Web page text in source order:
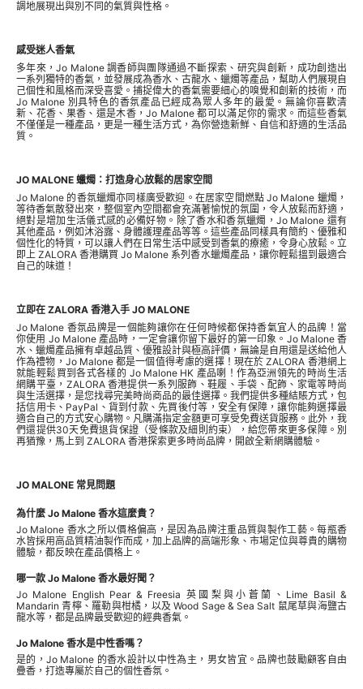
調地展現出與別不同的氣質與性格。
感受迷人香氣
多年來，Jo Malone 調香師與團隊通過不斷探索、研究與創新，成功創造出
一系列獨特的香氣，並發展成為香水、古龍水、蠟燭等產品，幫助人們展現自
己個性和風格而深受喜愛。捕捉偉大的香氣需要細心的嗅覺和創新的技術，而
Jo Malone 別具特色的香氛產品已經成為眾人多年的最愛。無論你喜歡清
新、花香、果香、還是木香，Jo Malone 都可以滿足你的需求。而這些香氣
不僅僅是一種產品，更是一種生活方式，為你營造新鮮、自信和舒適的生活品
質。
JO MALONE 蠟燭：打造身心放鬆的居家空間
Jo Malone 的香氛蠟燭亦同樣廣受歡迎。在居家空間燃點 Jo Malone 蠟燭，
等待香氣散發出來，整個室內空間都會充滿著愉悅的氛圍，令人放鬆而舒適，
絕對是增加生活儀式感的必備好物。除了香水和香氛蠟燭，Jo Malone 還有
其他產品，例如沐浴露、身體護理產品等等。這些產品同樣具有簡約、優雅和
個性化的特質，可以讓人們在日常生活中感受到香氣的療癒，令身心放鬆。立
即上 ZALORA 香港購買 Jo Malone 系列香水蠟燭產品，讓你輕鬆搵到最適合
自己的味道！
立即在 ZALORA 香港入手 JO MALONE
Jo Malone 香氛品牌是一個能夠讓你在任何時候都保持香氣宜人的品牌！當
你使用 Jo Malone 產品時，一定會讓你留下最好的第一印象。Jo Malone 香
水、蠟燭產品擁有卓越品質、優雅設計與極高評價，無論是自用還是送給他人
作為禮物，Jo Malone 都是一個值得考慮的選擇！現在於 ZALORA 香港網上
就能輕鬆買到各式各樣的 Jo Malone HK 產品喇！作為亞洲領先的時尚生活
網購平臺，ZALORA 香港提供一系列服飾、鞋履、 手袋 、配飾、家電等時尚
與生活選擇，是您找尋完美時尚商品的最佳選擇。我們提供多種結賬方式，包
括信用卡、PayPal、貨到付款、先買後付等，安全有保障，讓你能夠選擇最
適合自己的方式安心購物。凡購滿指定金額更可享受免費送貨服務。此外，我
們還提供30天免費退貨保證（受條款及細則約束），給您帶來更多保障。別
再猶豫，馬上到 ZALORA 香港探索更多時尚品牌，開啟全新網購體驗。
JO MALONE 常見問題
為什麼 Jo Malone 香水這麼貴？
Jo Malone 香水之所以價格偏高，是因為品牌注重品質與製作工藝。每瓶香
水皆採用高品質精油製作而成，加上品牌的高端形象、市場定位與尊貴的購物
體驗，都反映在產品價格上。
哪一款 Jo Malone 香水最好聞？
Jo Malone English Pear & Freesia 英國梨與小蒼蘭、Lime Basil &
Mandarin 青檸、羅勒與柑橘，以及 Wood Sage & Sea Salt 鼠尾草與海鹽古
龍水等，都是品牌最受歡迎的經典香氣。
Jo Malone 香水是中性香嗎？
是的，Jo Malone 的香水設計以中性為主，男女皆宜。品牌也鼓勵顧客自由
疊香，打造專屬於自己的個性香氛。